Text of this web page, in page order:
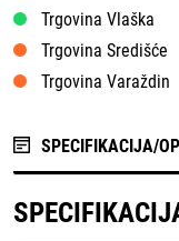
Trgovina Vlaška
Trgovina Središće
Trgovina Varaždin
SPECIFIKACIJA/